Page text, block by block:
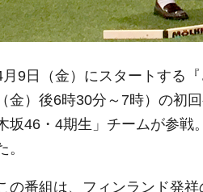
月9日（金）にスタートする
（金）後6時30分～7時）の初
坂46・4期生」チームが参戦
。
の番組は、フィンランド発